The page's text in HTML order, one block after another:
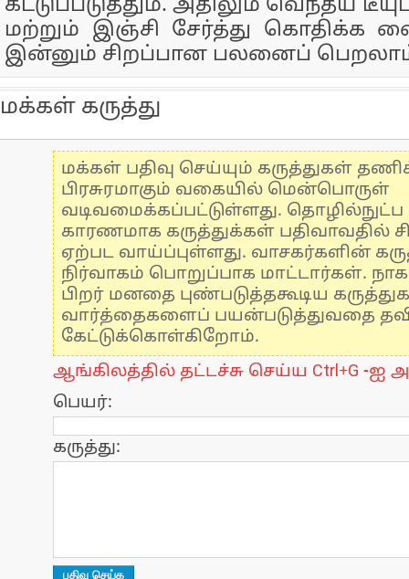
கட்டுப்படுத்தும். அதிலும் வெந்தய
மற்றும் இஞ்சி சேர்த்து கொதிக்க
இன்னும் சிறப்பான பலனைப்
மக்கள் கருத்து
மக்கள் பதிவு செய்யும் கருத்துகள்
பிரசுரமாகும் வகையில் மென்பொருள்
வடிவமைக்கப்பட்டுள்ளது.
காரணமாக கருத்துக்கள் பதிவாவதில்
ஏற்பட வாய்ப்புள்ளது. வாசகர்களின்
நிர்வாகம் பொறுப்பாக மாட்டார்கள்.
பிறர் மனதை புண்படுத்தகூடிய
வார்த்தைகளைப் பயன்படுத்துவதை
கேட்டுக்கொள்கிறோம்.
ஆங்கிலத்தில் தட்டச்சு செய்ய Ctrl+G -ஐ
பெயர்:
கருத்து: